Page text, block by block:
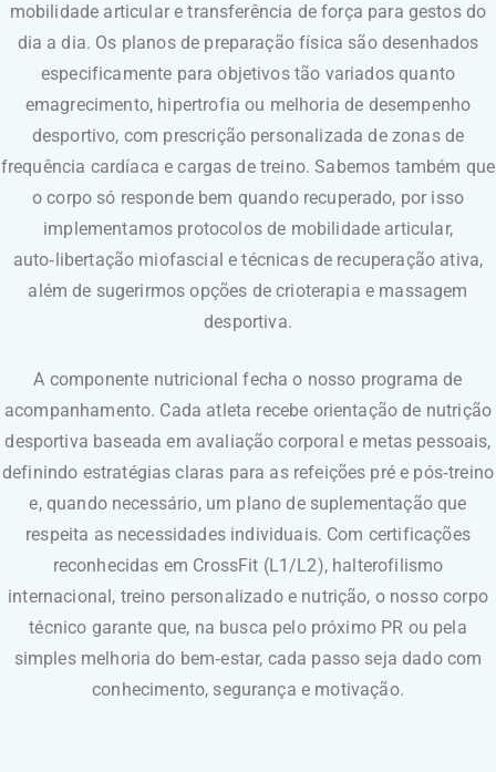
mobilidade articular e transferência de força para gestos do
dia a dia. Os planos de preparação física são desenhados
especificamente para objetivos tão variados quanto
emagrecimento, hipertrofia ou melhoria de desempenho
desportivo, com prescrição personalizada de zonas de
frequência cardíaca e cargas de treino. Sabemos também que
o corpo só responde bem quando recuperado, por isso
implementamos protocolos de mobilidade articular,
auto‑libertação miofascial e técnicas de recuperação ativa,
além de sugerirmos opções de crioterapia e massagem
desportiva.
A componente nutricional fecha o nosso programa de
acompanhamento. Cada atleta recebe orientação de nutrição
desportiva baseada em avaliação corporal e metas pessoais,
definindo estratégias claras para as refeições pré e pós‑treino
e, quando necessário, um plano de suplementação que
respeita as necessidades individuais. Com certificações
reconhecidas em CrossFit (L1/L2), halterofilismo
internacional, treino personalizado e nutrição, o nosso corpo
técnico garante que, na busca pelo próximo PR ou pela
simples melhoria do bem‑estar, cada passo seja dado com
conhecimento, segurança e motivação.